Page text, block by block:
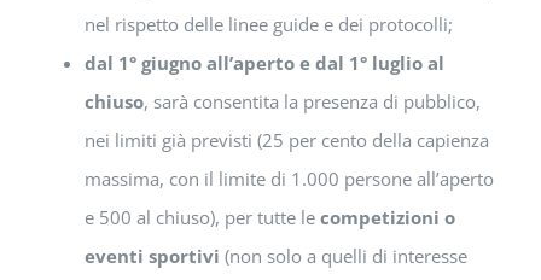
nel rispetto delle linee guide e dei protocolli;
dal 1° giugno all’aperto e dal 1° luglio al
chiuso, sarà consentita la presenza di pubblico,
nei limiti già previsti (25 per cento della capienza
massima, con il limite di 1.000 persone all’aperto
e 500 al chiuso), per tutte le competizioni o
eventi sportivi (non solo a quelli di interesse